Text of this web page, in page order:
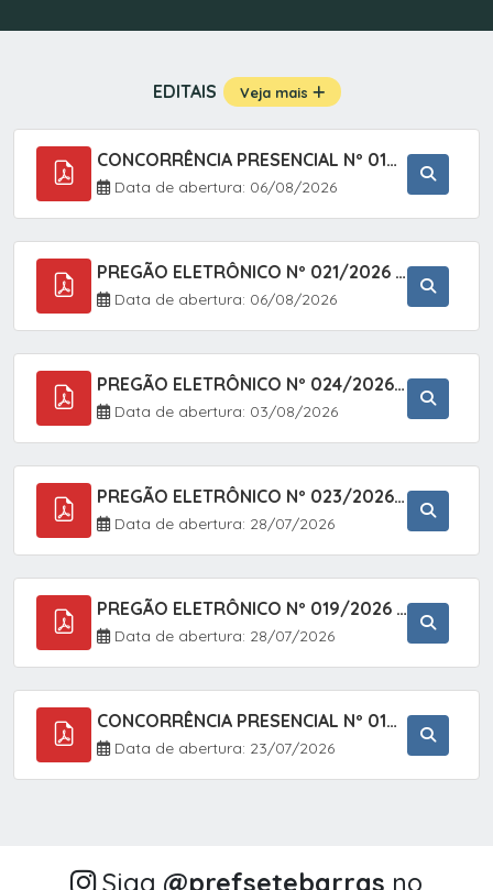
EDITAIS Veja mais
CONCORRÊNCIA PRESENCIAL Nº 019/2025 - PAVIMENTAÇÃO ASFÁLTICA EM TRECHO DA RUA 2 NO BAIRRO VILA SOARES NO MUNICÍPIO DE SETE BARRAS/SP.
Data de abertura: 06/08/2026
PREGÃO ELETRÔNICO Nº 021/2026 - AQUISIÇÃO DE CONTENTORES E CARRINHOS, DESTINADOS A COLETIVA E MANEJO DE RESÍDUOS SÓLIDOS, ATRAVÉS DO SISTEMA DE REGISTRO DE PREÇOS (SRP)
Data de abertura: 06/08/2026
PREGÃO ELETRÔNICO Nº 024/2026 - AQUISIÇÃO DE GÁS MEDICINAL TIPO OXIGÊNIO (1,00 M3, 3,00 M3 E 10,00 M3), EM ATENDIMENTO À SECRETARIA MUNICIPAL DE SAÚDE, ATRAVÉS DO SISTEMA DE REGISTRO DE PREÇOS (SRP)
Data de abertura: 03/08/2026
PREGÃO ELETRÔNICO Nº 023/2026 - AQUISIÇÃO DE ENXOVAL INFANTIL, EM ATENDIMENTO À SECRETARIA MUNICIPAL DE EDUCAÇÃO, ATRAVÉS DO SISTEMA DE REGISTRO DE PREÇOS (SRP).
Data de abertura: 28/07/2026
PREGÃO ELETRÔNICO Nº 019/2026 - CONTRATAÇÃO DE EMPRESA ESPECIALIZADA PARA A PRESTAÇÃO DE SERVIÇOS VETERINÁRIOS CLÍNICOS E CIRÚRGICOS, COM FOCO EM AÇÕES DE SAÚDE PÚBLICA, BEM-ESTAR ANIMAL E CONTROLE POPULACIONAL ÉTICO DE CÃES E GATOS, EM ATENDIMENTO À
Data de abertura: 28/07/2026
CONCORRÊNCIA PRESENCIAL Nº 018/2026 - PAVIMENTAÇÃO ASFÁLTICA NO BAIRRO VOTUPOCA ? ESTRADA DA RAPOSA, NO MUNICÍPIO DE SETE BARRAS/SP
Data de abertura: 23/07/2026
Siga @‌prefsetebarras no